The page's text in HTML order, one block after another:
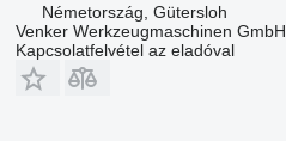
Németország, Gütersloh
Venker Werkzeugmaschinen GmbH
Kapcsolatfelvétel az eladóval